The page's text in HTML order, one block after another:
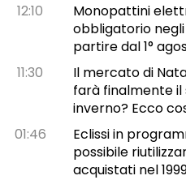
12:10
Monopattini
obbligatorio
partire dal 1°
11:30
Il mercato di
farà finalmente
inverno? Ecco
01:46
Eclissi in
possibile
acquistati nel